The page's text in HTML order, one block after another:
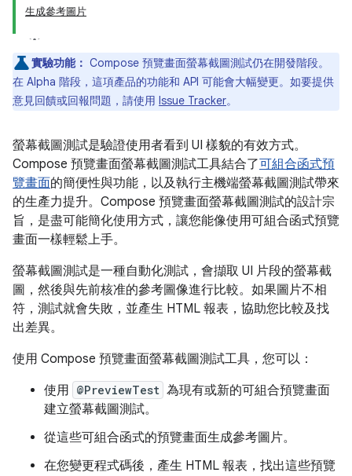
生成參考圖片
實驗功能： Compose 預覽畫面螢幕截圖測試仍在開發階段。
在 Alpha 階段，這項產品的功能和 API 可能會大幅變更。如要提供
意見回饋或回報問題，請使用 Issue Tracker。
螢幕截圖測試是驗證使用者看到 UI 樣貌的有效方式。
Compose 預覽畫面螢幕截圖測試工具結合了可組合函式預
覽畫面的簡便性與功能，以及執行主機端螢幕截圖測試帶來
的生產力提升。Compose 預覽畫面螢幕截圖測試的設計宗
旨，是盡可能簡化使用方式，讓您能像使用可組合函式預覽
畫面一樣輕鬆上手。
螢幕截圖測試是一種自動化測試，會擷取 UI 片段的螢幕截
圖，然後與先前核准的參考圖像進行比較。如果圖片不相
符，測試就會失敗，並產生 HTML 報表，協助您比較及找
出差異。
使用 Compose 預覽畫面螢幕截圖測試工具，您可以：
使用 @PreviewTest 為現有或新的可組合預覽畫面
建立螢幕截圖測試。
從這些可組合函式的預覽畫面生成參考圖片。
在您變更程式碼後，產生 HTML 報表，找出這些預覽